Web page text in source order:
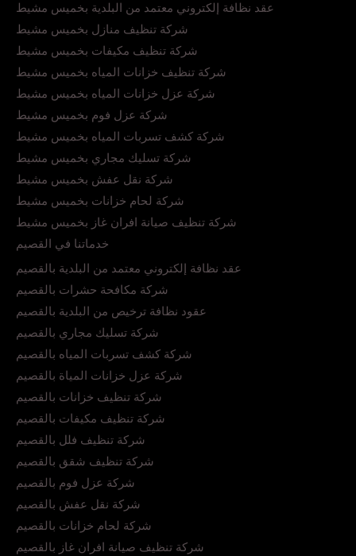
عقد نظافة إلكتروني معتمد من البلدية بخميس مشيط
شركة تنظيف منازل بخميس مشيط
شركة تنظيف مكيفات بخميس مشيط
شركة تنظيف خزانات المياه بخميس مشيط
شركة عزل خزانات المياه بخميس مشيط
شركة عزل فوم بخميس مشيط
شركة كشف تسربات المياه بخميس مشيط
شركة تسليك مجاري بخميس مشيط
شركة نقل عفش بخميس مشيط
شركة لحام خزانات بخميس مشيط
شركة تنظيف صيانة افران غاز بخميس مشيط
خدماتنا في القصيم
عقد نظافة إلكتروني معتمد من البلدية بالقصيم
شركة مكافحة حشرات بالقصيم
عقود نظافة ترخيص من البلدية بالقصيم
شركة تسليك مجاري بالقصيم
شركة كشف تسربات المياه بالقصيم
شركة عزل خزانات المياة بالقصيم
شركة تنظيف خزانات بالقصيم
شركة تنظيف مكيفات بالقصيم
شركة تنظيف فلل بالقصيم
شركة تنظيف شقق بالقصيم
شركة عزل فوم بالقصيم
شركة نقل عفش بالقصيم
شركة لحام خزانات بالقصيم
شركة تنظيف صيانة افران غاز بالقصيم